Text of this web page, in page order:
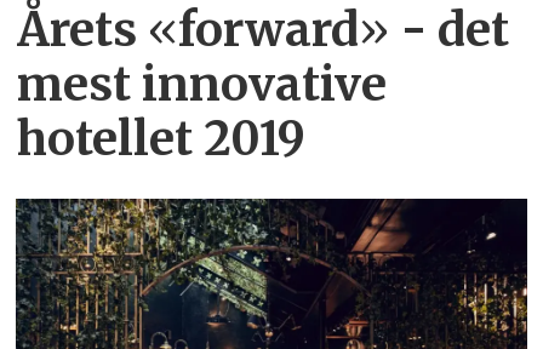
Årets «forward» - det
mest innovative
hotellet 2019